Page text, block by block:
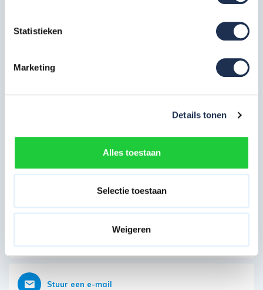
Statistieken
Marketing
Details tonen
Alles toestaan
Selectie toestaan
Weigeren
Meest behulpzame reviews
veiligheidsnormen
Eerder bekeken door jou
Onze klantenservice is vanaf weer geopend
Bereikbaar op 085 - 06 56 19 2
Vraag nu direct een offerte aan
Stuur een e-mail